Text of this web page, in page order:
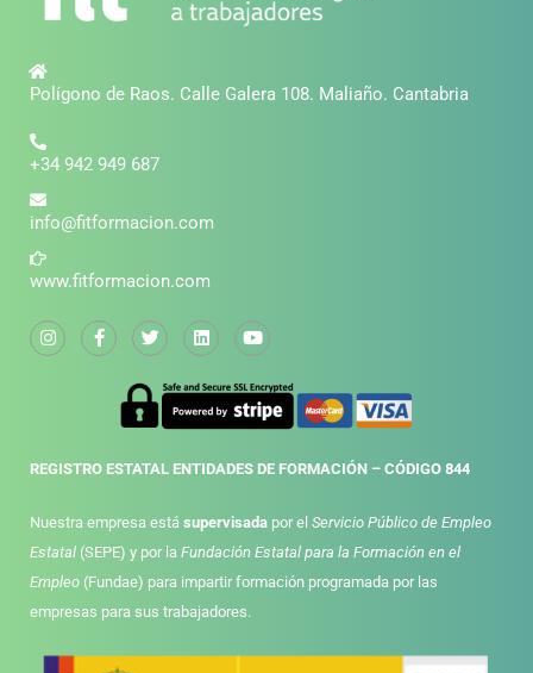
Polígono de Raos. Calle Galera 108. Maliaño. Cantabria
+34 942 949 687
info@fitformacion.com
www.fitformacion.com
REGISTRO ESTATAL ENTIDADES DE FORMACIÓN – CÓDIGO 844
Nuestra empresa está supervisada por el Servicio Público de Empleo
Estatal (SEPE) y por la Fundación Estatal para la Formación en el
Empleo (Fundae) para impartir formación programada por las
empresas para sus trabajadores.